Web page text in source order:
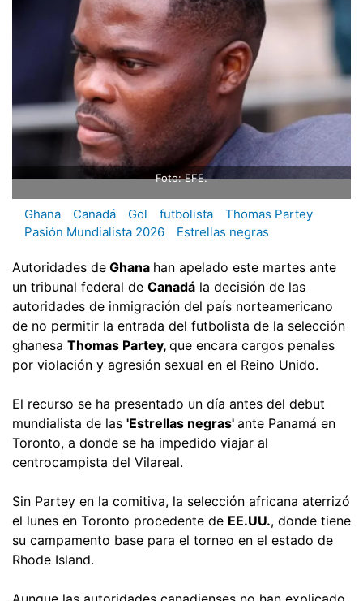
Foto: EFE.
Ghana Canadá Gol futbolista
Thomas Partey
Pasión Mundialista 2026
Estrellas negras
Autoridades de Ghana han apelado este martes ante
un tribunal federal de Canadá la decisión de las
autoridades de inmigración del país norteamericano
de no permitir la entrada del futbolista de la selección
ghanesa Thomas Partey, que encara cargos penales
por violación y agresión sexual en el Reino Unido.
El recurso se ha presentado un día antes del debut
mundialista de las 'Estrellas negras' ante Panamá en
Toronto, a donde se ha impedido viajar al
centrocampista del Vilareal.
Sin Partey en la comitiva, la selección africana aterrizó
el lunes en Toronto procedente de EE.UU., donde tiene
su campamento base para el torneo en el estado de
Rhode Island.